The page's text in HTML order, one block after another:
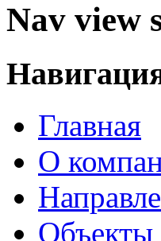
Nav view
Главная
О
Объекты